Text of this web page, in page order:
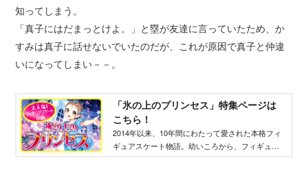
知ってしまう。
「真子にはだまっとけよ。」と塁が友達に言っていたため、か
すみは真子に話せないでいたのだが、これが原因で真子と仲違
いになってしまい－－。
「氷の上のプリンセス」特集ページは
こちら！
2014年以来、10年間にわたって愛された本格フィ
ギュアスケート物語。幼いころから、フィギュア